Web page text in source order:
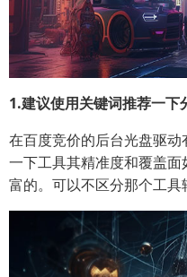
1.建议使用关键词推荐一下
在百度竞价的后台光盘驱
一下工具其精准度和覆盖
富的。可以不区分那个工具